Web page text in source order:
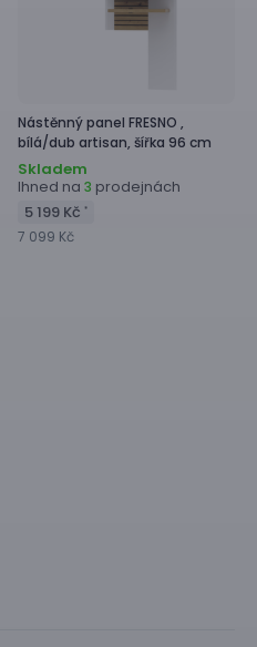
Nástěnný panel FRESNO ,
bílá/dub artisan, šířka 96 cm
Skladem
Ihned na 3 prodejnách
5 199 Kč *
7 099 Kč